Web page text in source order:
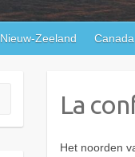
Nieuw-Zeeland Canada
La
Het noorden